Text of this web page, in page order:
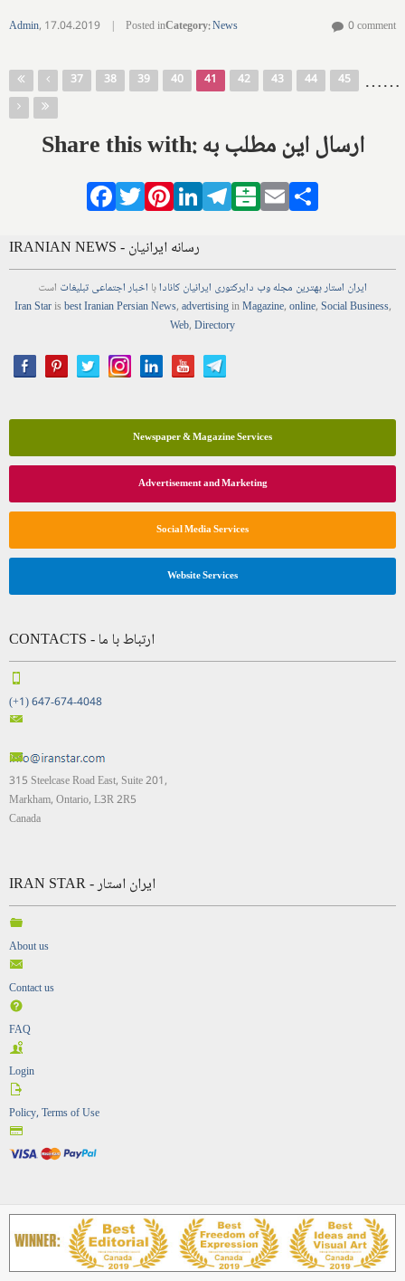
Admin, 17.04.2019 | Posted inCategory:News 0 comment
Pages …
37 38 39 40 41 42 43 44 45 …
Share this with: ارسال این مطلب به
Facebook
TwitterPinterestLinkedIn
Telegram
Balatarin
Email
IRANIAN NEWS - رسانه ایرانیان
ایران استاربهترین مجلهوب دایرکتوری ایرانیان کانادابا اخباراجتماعیتبلیغات است
Iran Starisbest Iranian PersianNews,advertisinginMagazine,online,Social Business,
Web,Directory
Newspaper & Magazine Services
Advertisement and Marketing
Social Media Services
Website Services
CONTACTS - ارتباط با ما
(+1) 647-674-4048
315 Steelcase Road East, Suite 201,
Markham, Ontario, L3R 2R5
Canada
IRAN STAR - ایران استار
About us
Contact us
FAQ
Login
Policy, Terms of Use